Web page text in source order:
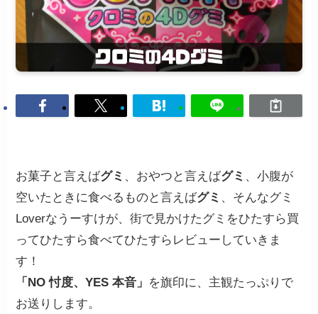
お菓子と言えばグミ 、おやつと言えばグミ 、小腹が
空いたときに食べるものと言えばグミ 、そんなグミ
Loverなうーすけが、街で見かけたグミをひたすら買
ってひたすら食べてひたすらレビューしていきま
す！
「NO 忖度、YES 本音」 を旗印に、主観たっぷりで
お送りします。